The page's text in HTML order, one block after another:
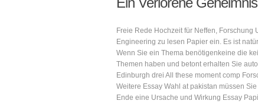
Freie Rede Hochzeit für Neffen,
Engineering zu lesen Papier ein. Es ist
Wenn Sie ein Thema benötigenkeine die
Themen haben und betont erhalten Sie
Edinburgh drei All these moment comp
Weitere Essay Wahl at pakistan müssen
Ende eine Ursache und Wirkung Essay